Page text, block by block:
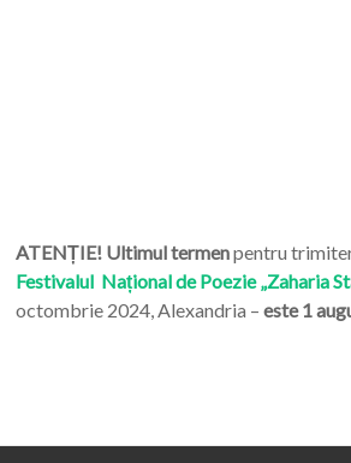
ATENȚIE! Ultimul termenpentru
Festivalul Național de Poezie „Zaharia
octombrie 2024, Alexandria – este 1